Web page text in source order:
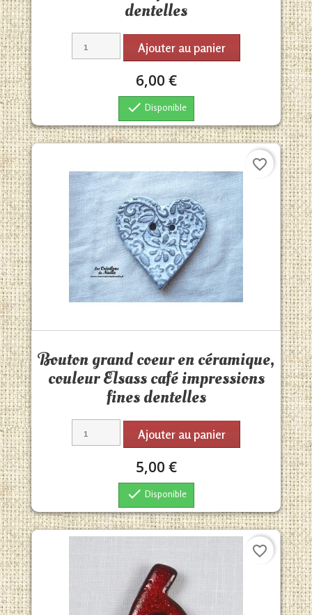
dentelles
Ajouter au panier
6,00 €
 Disponible
Bouton grand coeur en céramique,
couleur Elsass café impressions
fines dentelles
Ajouter au panier
5,00 €
 Disponible
favorite_border
favorite_border